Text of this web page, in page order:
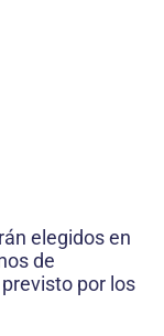
elegidos en
de
por los